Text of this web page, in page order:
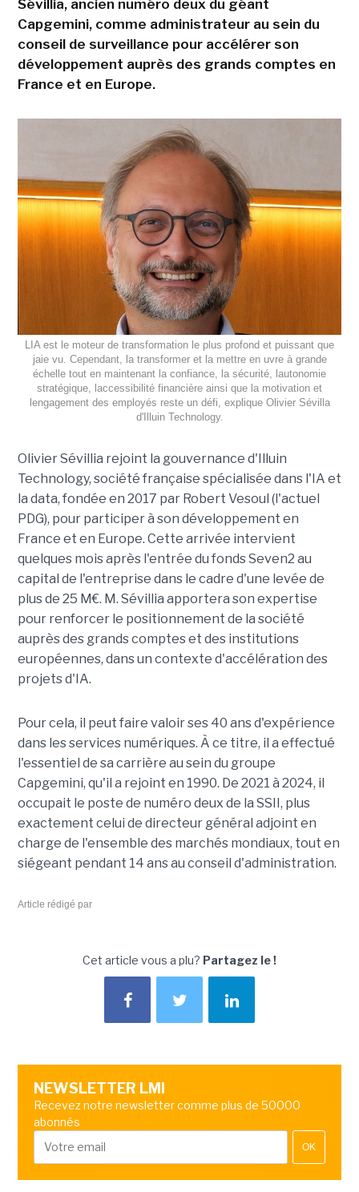
Sévillia, ancien numéro deux du géant
Capgemini, comme administrateur au sein du
conseil de surveillance pour accélérer son
développement auprès des grands comptes en
France et en Europe.
LIA est le moteur de transformation le plus profond et puissant que
jaie vu. Cependant, la transformer et la mettre en uvre à grande
échelle tout en maintenant la confiance, la sécurité, lautonomie
stratégique, laccessibilité financière ainsi que la motivation et
lengagement des employés reste un défi, explique Olivier Sévilla
d'Illuin Technology.
Olivier Sévillia rejoint la gouvernance d'Illuin
Technology, société française spécialisée dans l'IA et
la data, fondée en 2017 par Robert Vesoul (l'actuel
PDG), pour participer à son développement en
France et en Europe. Cette arrivée intervient
quelques mois après l'entrée du fonds Seven2 au
capital de l'entreprise dans le cadre d'une levée de
plus de 25 M€. M. Sévillia apportera son expertise
pour renforcer le positionnement de la société
auprès des grands comptes et des institutions
européennes, dans un contexte d'accélération des
projets d'IA.
Pour cela, il peut faire valoir ses 40 ans d'expérience
dans les services numériques. À ce titre, il a effectué
l'essentiel de sa carrière au sein du groupe
Capgemini, qu'il a rejoint en 1990. De 2021 à 2024, il
occupait le poste de numéro deux de la SSII, plus
exactement celui de directeur général adjoint en
charge de l'ensemble des marchés mondiaux, tout en
siégeant pendant 14 ans au conseil d'administration.
Article rédigé par
Cet article vous a plu? Partagez le !
NEWSLETTER LMI
Recevez notre newsletter comme plus de 50000
abonnés
OK